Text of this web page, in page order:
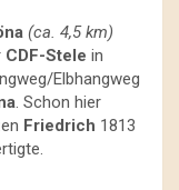
(ca. 4,5 km)
CDF-Stele in
Elbhangweg
. Schon hier
Friedrich 1813